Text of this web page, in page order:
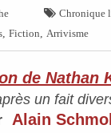
 Chronique
, Fiction Arrivisme
de Nathan
un fait
Alain